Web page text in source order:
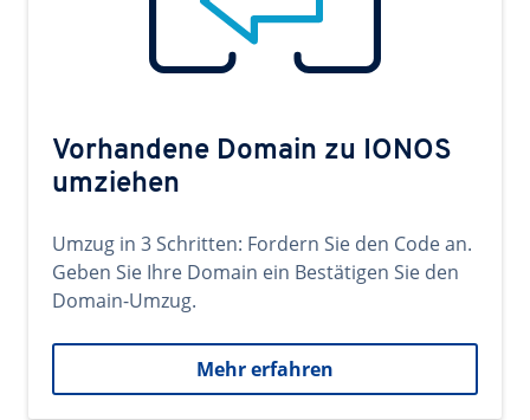
Vorhandene Domain zu IONOS
umziehen
Umzug in 3 Schritten: Fordern Sie den Code an.
Geben Sie Ihre Domain ein Bestätigen Sie den
Domain-Umzug.
Mehr erfahren